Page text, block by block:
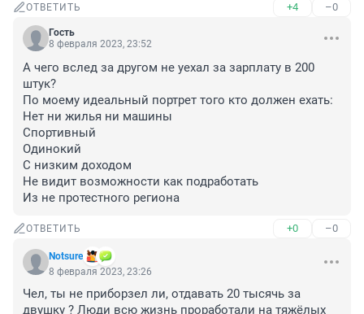
ОТВЕТИТЬ +4 –0
Гость
8 февраля 2023, 23:52
А чего вслед за другом не уехал за зарплату в 200
штук?
По моему идеальный портрет того кто должен ехать:
Нет ни жилья ни машины
Спортивный
Одинокий
С низким доходом
Не видит возможности как подработать
Из не протестного региона
ОТВЕТИТЬ +0 –0
Notsure
8 февраля 2023, 23:26
Чел, ты не приборзел ли, отдавать 20 тысячь за
двушку ? Люди всю жизнь проработали на тяжёлых